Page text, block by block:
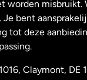
Nederland
Nieuw-Zeeland
worden
bent
tot deze
Claymont, DE